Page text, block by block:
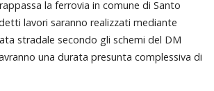
la ferrovia in comune di Santo
lavori saranno realizzati mediante
stradale secondo gli schemi del DM
una durata presunta complessiva di